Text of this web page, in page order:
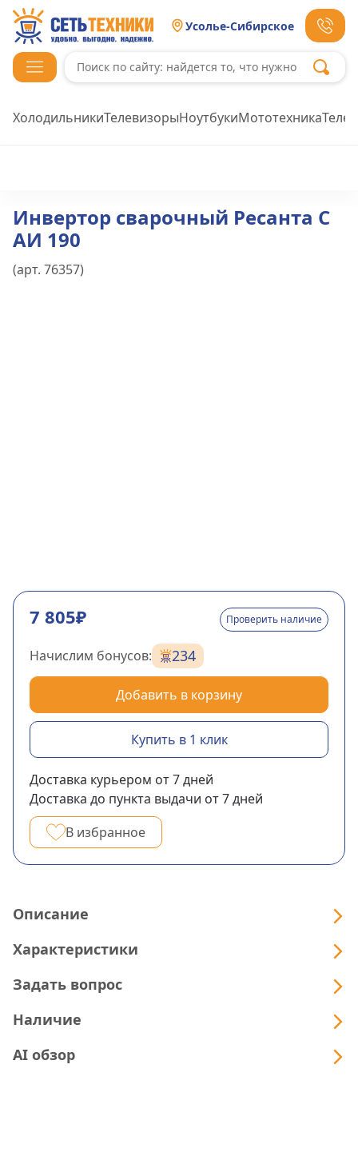
Усолье-Сибирское
ХолодильникиТелевизорыНоутбукиМототехника
Инвертор сварочный Ресанта С
АИ 190
(арт. 76357)
7 805₽ Проверить наличие
Начислим бонусов: 234
Добавить в корзину
Купить в 1 клик
Доставка курьером от 7дней
Доставка до пункта выдачи от 7дней
В избранное
Описание
Характеристики
Задать вопрос
Наличие
AI обзор